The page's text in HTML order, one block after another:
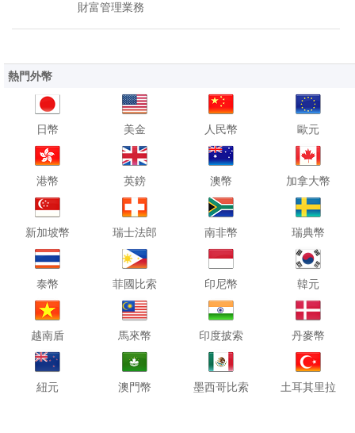
財富管理業務
熱門外幣
日幣 美金 人民幣 歐元
港幣 英鎊 澳幣 加拿大幣
新加坡幣 瑞士法郎 南非幣 瑞典幣
泰幣 菲國比索 印尼幣 韓元
越南盾 馬來幣 印度披索 丹麥幣
紐元 澳門幣 墨西哥比索 土耳其里拉